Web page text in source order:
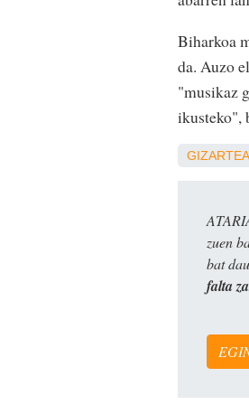
Biharkoa
da. Auzo
"musikaz
ikusteko",
GIZARTEA
zuen
bat
falta